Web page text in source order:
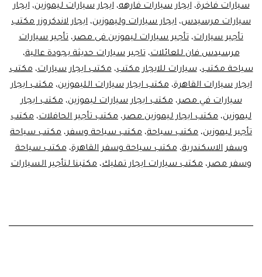
سيارات فاخرة،ايجار سيارات فارهه،ايجار سيارات ليموزين،ايجار
سيارات مرسيدس، ايجار سيارات وليموزين، ايجار لاندكروزر مكتب
تأجير سيارات، تأجير سيارات ليموزين فى مصر، تأجير سيارات
مرسيدس فان للعائلات،تاجير سيارات حديثة بجودة عالية،
سياحة مكتب،سيارات للايجار مكتب،مكتب ايجار سيارات،مكتب
ايجار سيارات القاهرة،مكتب ايجار سيارات الليموزين،مكتب ايجار
سيارات في مصر،مكتب ايجار سيارات ليموزين،مكتب ايجار
ليموزين، مكتب ايجار ليموزين مصر، مكتب تأجير الحافلات، مكتب
تأجير ليموزين، مكتب سياحة، مكتب سياحة وسفر، مكتب سياحة
وسفر الاسكندرية،مكتب سياحة وسفر القاهرة،مكتب سياحة
وسفر مصر، مكتب سيارات ايجار تمليك، مكتبنا لتأجير السيارات